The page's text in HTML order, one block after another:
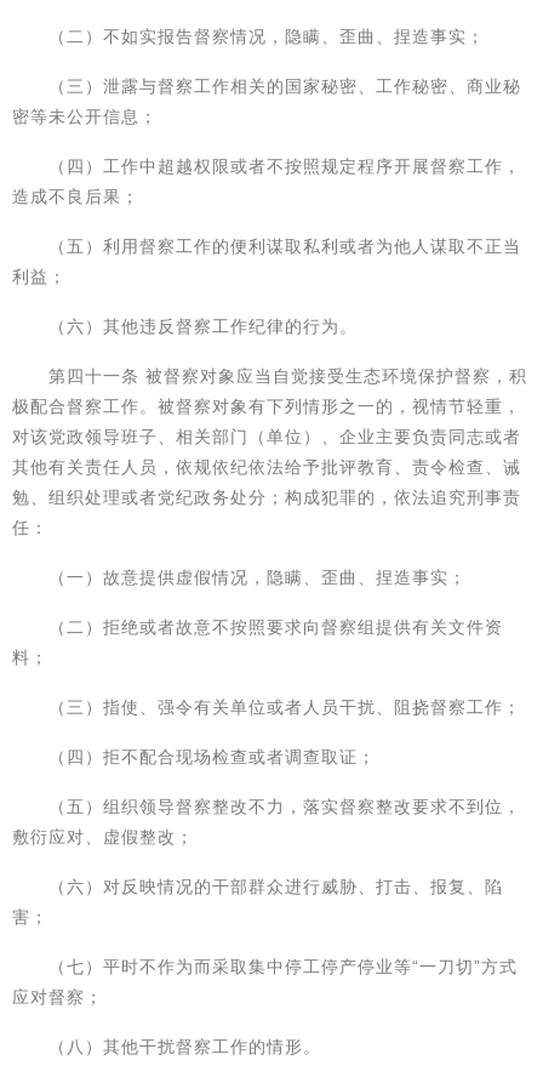
（二）不如实报告督察情况，隐瞒、歪曲、捏造事实；
（三）泄露与督察工作相关的国家秘密、工作秘密、商业秘
密等未公开信息；
（四）工作中超越权限或者不按照规定程序开展督察工作，
造成不良后果；
（五）利用督察工作的便利谋取私利或者为他人谋取不正当
利益；
（六）其他违反督察工作纪律的行为。
第四十一条 被督察对象应当自觉接受生态环境保护督察，积
极配合督察工作。被督察对象有下列情形之一的，视情节轻重，
对该党政领导班子、相关部门（单位）、企业主要负责同志或者
其他有关责任人员，依规依纪依法给予批评教育、责令检查、诫
勉、组织处理或者党纪政务处分；构成犯罪的，依法追究刑事责
任：
（一）故意提供虚假情况，隐瞒、歪曲、捏造事实；
（二）拒绝或者故意不按照要求向督察组提供有关文件资
料；
（三）指使、强令有关单位或者人员干扰、阻挠督察工作；
（四）拒不配合现场检查或者调查取证；
（五）组织领导督察整改不力，落实督察整改要求不到位，
敷衍应对、虚假整改；
（六）对反映情况的干部群众进行威胁、打击、报复、陷
害；
（七）平时不作为而采取集中停工停产停业等“一刀切”方式
应对督察；
（八）其他干扰督察工作的情形。